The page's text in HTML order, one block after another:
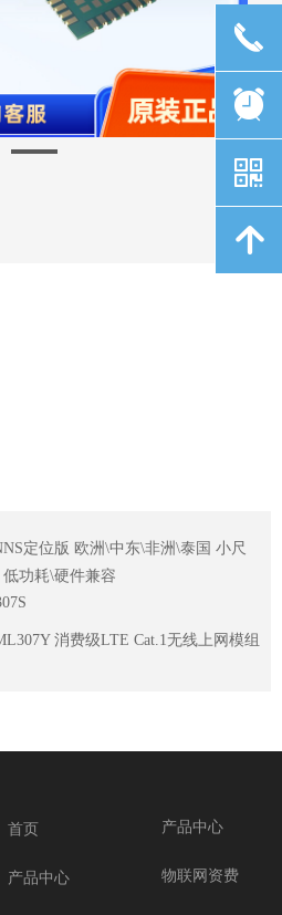
定位版 欧洲\中东\非洲\泰国 小尺
功耗\硬件兼容
消费级LTE Cat.1无线上网模组
首页
产品中心
产品中心
物联网资费
끅
뀥
낃
녕